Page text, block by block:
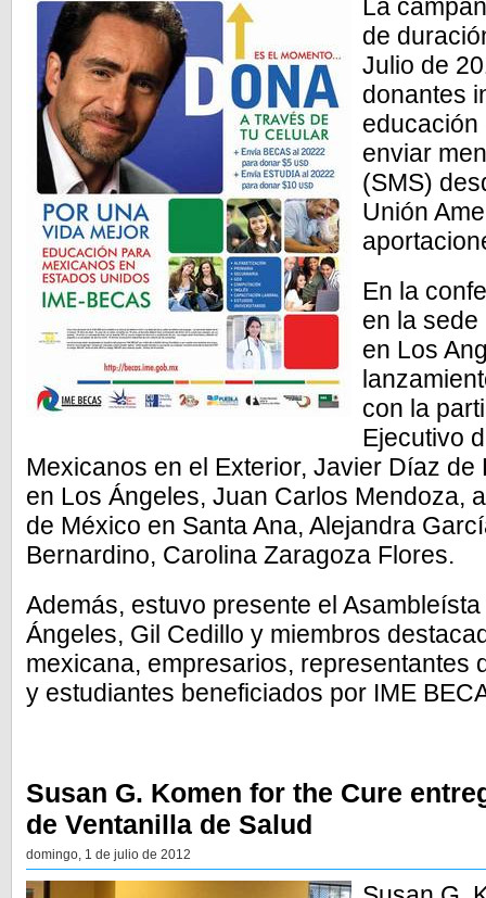
La
de
Julio de
donantes
educación
enviar
(SMS)
Unión
En la
en la
en Los
con la
Ejecutivo
Mexicanos en el Exterior, Javier Díaz
en Los Ángeles, Juan Carlos Mendoza,
de México en Santa Ana, Alejandra
Bernardino, Carolina Zaragoza Flores.
Además, estuvo presente el
Ángeles, Gil Cedillo y miembros
mexicana, empresarios, representantes
y estudiantes beneficiados por IME
Susan G. Komen for the Cure
de Ventanilla de Salud
domingo, 1 de julio de 2012